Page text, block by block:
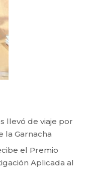
llevó de viaje por
la Garnacha
el Premio
Aplicada al